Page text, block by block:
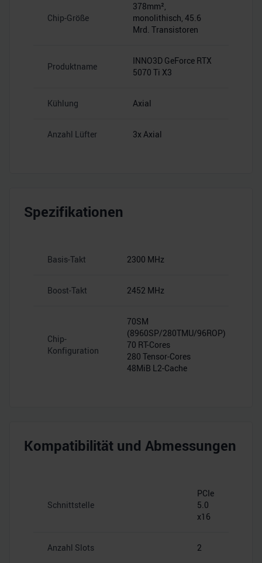
Chip-Größe
378mm²,
monolithisch, 45.6
Mrd. Transistoren
Produktname
INNO3D GeForce RTX
5070 Ti X3
Kühlung Axial
Anzahl Lüfter 3x Axial
Spezifikationen
Basis-Takt 2300 MHz
Boost-Takt 2452 MHz
Chip-
Konfiguration
70SM
(8960SP/280TMU/96ROP)
70 RT-Cores
280 Tensor-Cores
48MiB L2-Cache
Kompatibilität und Abmessungen
Schnittstelle
PCIe
5.0
x16
Anzahl Slots 2